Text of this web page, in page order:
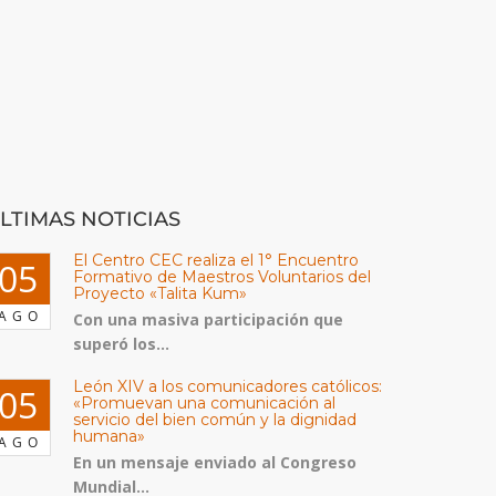
NOTICIAS
El Centro CEC realiza el 1° Encuentro
Formativo de Maestros Voluntarios del
Proyecto «Talita Kum»
Con una masiva participación que
superó los...
León XIV a los comunicadores católicos:
«Promuevan una comunicación al
servicio del bien común y la dignidad
humana»
En un mensaje enviado al Congreso
Mundial...